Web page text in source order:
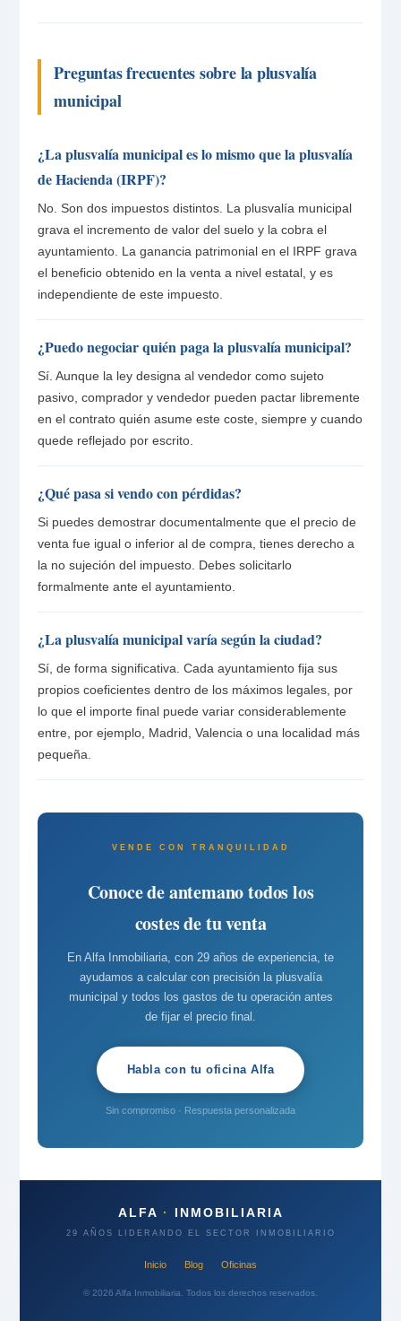
Preguntas frecuentes sobre la plusvalía
municipal
¿La plusvalía municipal es lo mismo que la plusvalía
de Hacienda (IRPF)?
No. Son dos impuestos distintos. La plusvalía municipal
grava el incremento de valor del suelo y la cobra el
ayuntamiento. La ganancia patrimonial en el IRPF grava
el beneficio obtenido en la venta a nivel estatal, y es
independiente de este impuesto.
¿Puedo negociar quién paga la plusvalía municipal?
Sí. Aunque la ley designa al vendedor como sujeto
pasivo, comprador y vendedor pueden pactar libremente
en el contrato quién asume este coste, siempre y cuando
quede reflejado por escrito.
¿Qué pasa si vendo con pérdidas?
Si puedes demostrar documentalmente que el precio de
venta fue igual o inferior al de compra, tienes derecho a
la no sujeción del impuesto. Debes solicitarlo
formalmente ante el ayuntamiento.
¿La plusvalía municipal varía según la ciudad?
Sí, de forma significativa. Cada ayuntamiento fija sus
propios coeficientes dentro de los máximos legales, por
lo que el importe final puede variar considerablemente
entre, por ejemplo, Madrid, Valencia o una localidad más
pequeña.
VENDE CON TRANQUILIDAD
Conoce de antemano todos los
costes de tu venta
En Alfa Inmobiliaria, con 29 años de experiencia, te
ayudamos a calcular con precisión la plusvalía
municipal y todos los gastos de tu operación antes
de fijar el precio final.
Habla con tu oficina Alfa
Sin compromiso · Respuesta personalizada
ALFA · INMOBILIARIA
29 AÑOS LIDERANDO EL SECTOR INMOBILIARIO
Inicio Blog Oficinas
© 2026 Alfa Inmobiliaria. Todos los derechos reservados.